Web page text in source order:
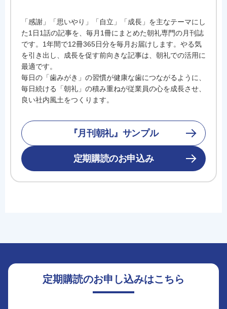
「感謝」「思いやり」「自立」「成長」を主なテーマにし
た1日1話の記事を、毎月1冊にまとめた朝礼専門の月刊誌
です。1年間で12冊365日分を毎月お届けします。やる気
を引き出し、成長を促す前向きな記事は、朝礼での活用に
最適です。
毎日の「歯みがき」の習慣が健康な歯につながるように、
毎日続ける「朝礼」の積み重ねが従業員の心を成長させ、
良い社内風土をつくります。
『月刊朝礼』サンプル
定期購読のお申込み
定期購読のお申し込みはこちら